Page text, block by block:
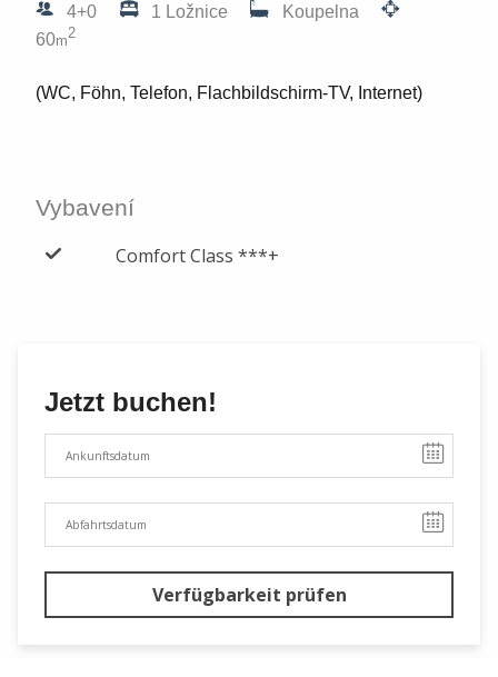
4+0 1 Ložnice
Koupelna
60m2
(WC, Föhn, Telefon, Flachbildschirm-TV, Internet)
Vybavení
Comfort Class ***+
Jetzt buchen!
Verfügbarkeit prüfen